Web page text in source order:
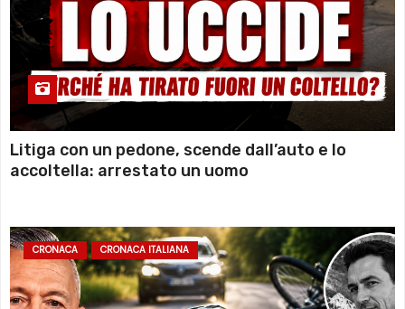
Litiga con un pedone, scende dall’auto e lo
accoltella: arrestato un uomo
CRONACA CRONACA ITALIANA